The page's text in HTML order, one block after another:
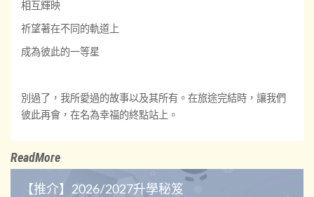
相互輝映
祈望著在不同的軌道上
成為彼此的一等星
別過了，我所愛過的故事以及其所有。在旅途完結時，讓我們
彼此再會，在名為幸福的終點站上。
ReadMore
【推介】2026/2027升學秘笈